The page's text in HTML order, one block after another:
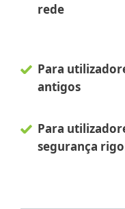
rede
Para
antigos
Para
segurança